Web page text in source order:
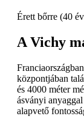
Érett bőrre (40
A Vichy
központjában
és 4000 méter
ásványi
alapvető